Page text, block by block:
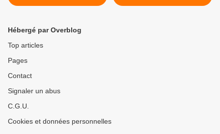
Hébergé par Overblog
Top articles
Pages
Contact
Signaler un abus
C.G.U.
Cookies et données personnelles